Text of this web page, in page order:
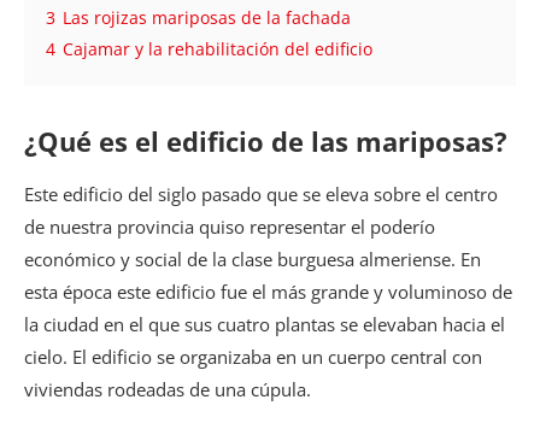
3 Las rojizas mariposas de la fachada
4 Cajamar y la rehabilitación del edificio
¿Qué es el edificio de las mariposas?
Este edificio del siglo pasado que se eleva sobre el centro
de nuestra provincia quiso representar el poderío
económico y social de la clase burguesa almeriense. En
esta época este edificio fue el más grande y voluminoso de
la ciudad en el que sus cuatro plantas se elevaban hacia el
cielo. El edificio se organizaba en un cuerpo central con
viviendas rodeadas de una cúpula.